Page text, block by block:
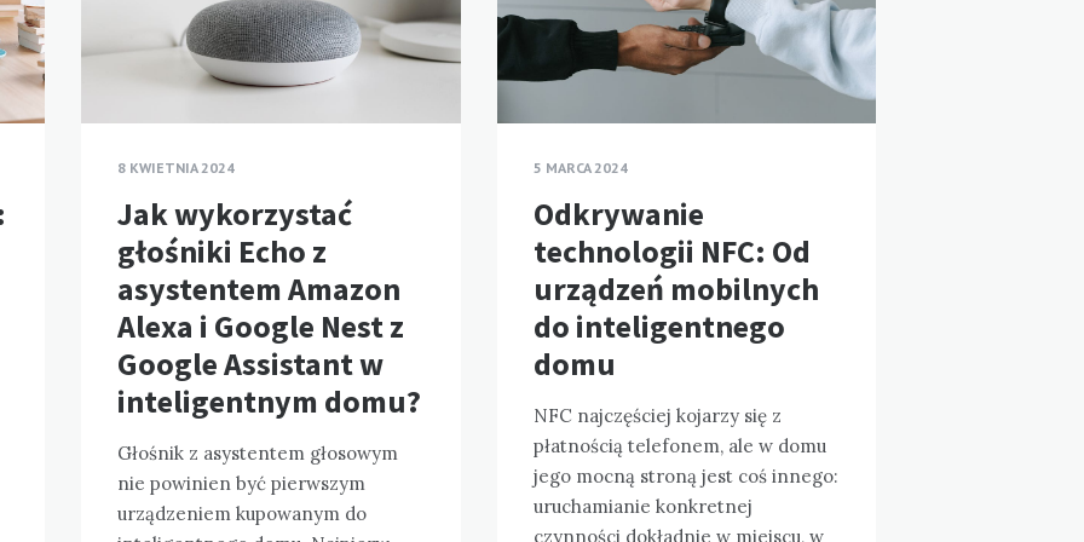
8 KWIETNIA 2024
Jak wykorzystać
głośniki Echo z
asystentem Amazon
Alexa i Google Nest z
Google Assistant w
inteligentnym domu?
Głośnik z asystentem głosowym
nie powinien być pierwszym
urządzeniem kupowanym do
5 MARCA 2024
Odkrywanie
technologii NFC: Od
urządzeń mobilnych
do inteligentnego
domu
NFC najczęściej kojarzy się z
płatnością telefonem, ale w domu
jego mocną stroną jest coś innego:
uruchamianie konkretnej
czynności dokładnie w miejscu, w